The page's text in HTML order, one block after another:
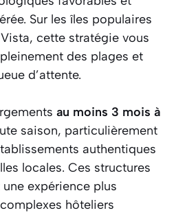
Sur les îles populaires
cette stratégie vous
des plages et
d’attente.
au moins 3 mois à
saison, particulièrement
authentiques
locales. Ces structures
expérience plus
hôteliers